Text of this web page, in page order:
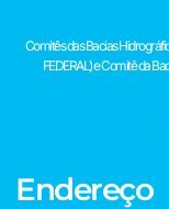
Comitês das Bacias
FEDERAL) e Comitê da
Endereço